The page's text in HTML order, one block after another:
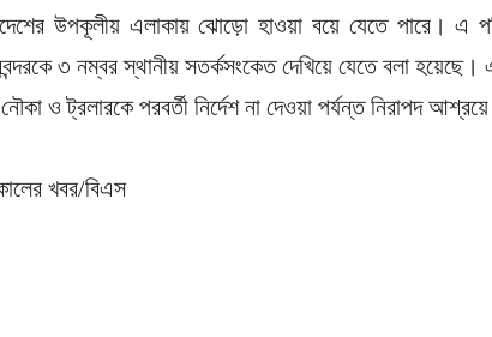
উপকূলীয় এলাকায় ঝোড়ো হাওয়া বয়ে যেতে পারে। এ
৩ নম্বর স্থানীয় সতর্কসংকেত দেখিয়ে যেতে বলা
ও ট্রলারকে পরবর্তী নির্দেশ না দেওয়া পর্যন্ত নিরাপদ
খবর/বিএস